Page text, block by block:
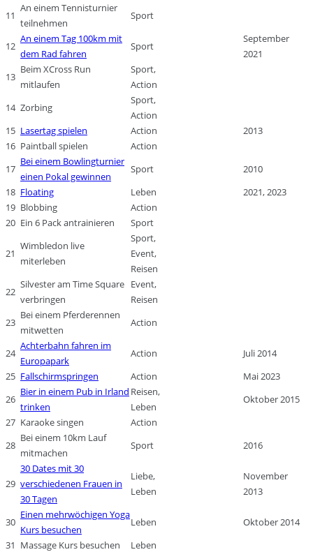
11
An einem Tennisturnier
teilnehmen
Sport
12
An einem Tag 100km mit
dem Rad fahren
Sport
September
2021
13
Beim XCross Run
mitlaufen
Sport,
Action
14 Zorbing
Sport,
Action
15 Lasertag spielen Action
2013
16 Paintball spielen
Action
17
Bei einem Bowlingturnier
einen Pokal gewinnen
Sport
2010
18 Floating Leben
2021, 2023
19 Blobbing
Action
20 Ein 6 Pack antrainieren Sport
21
Wimbledon live
miterleben
Sport,
Event,
Reisen
22
Silvester am Time Square
verbringen
Event,
Reisen
23
Bei einem Pferderennen
mitwetten
Action
24
Achterbahn fahren im
Europapark
Action
Juli 2014
25 Fallschirmspringen Action
Mai 2023
26
Bier in einem Pub in Irland
trinken
Reisen,
Leben
Oktober 2015
27 Karaoke singen
Action
28
Bei einem 10km Lauf
mitmachen
Sport 2016
29
30 Dates mit 30
verschiedenen Frauen in
30 Tagen
Liebe,
Leben
November
2013
30
Einen mehrwöchigen Yoga
Kurs besuchen
Leben
Oktober 2014
31 Massage Kurs besuchen Leben